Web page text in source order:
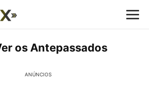
os Antepassados
ANÚNCIOS